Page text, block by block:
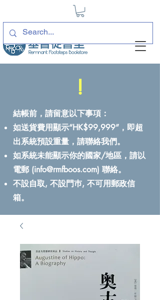
!
結帳前，請留意以下事項：
如送貨費用顯示“HK$99,999”，即超
出系統預設重量，請聯絡我們。
如系統未能顯示你的國家/地區，請以
電郵 (info@rmfboos.com) 聯絡。
不設自取, 不設門巿, 不可用郵政信
箱。